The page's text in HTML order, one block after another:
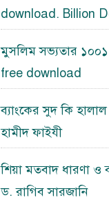
download. Billion
মুসলিম সভ্যতার
free download
ব্যাংকের সুদ কি
হামীদ ফাইযী
শিয়া মতবাদ ধারণা ও
ড. রাগিব সারজানি